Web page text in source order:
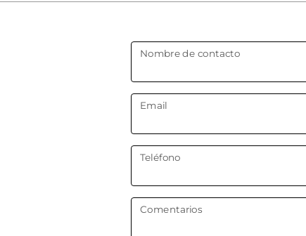
Nombre de contacto
Email
Teléfono
Comentarios